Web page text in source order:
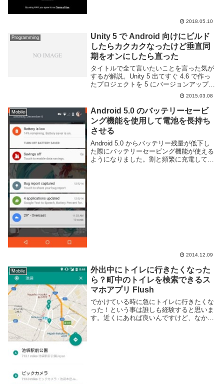
2018.05.10
Programming
Unity 5 で Android 向けにビルド
したらカクカクなったけど垂直同
期をオンにしたら直った
タイトルで全て言いたいことを言った気が
するが解説。Unity 5 出てすぐ 4.6 で作っ
たプロジェクトを 5 にバージョンアップさ
せたわけだけど、Android 向けにビルドし
たら何故かものすごく動作がカクカクして
いた。あれこれイジった結...
2015.03.08
Mobile
Android 5.0 のバッテリーセービ
ング機能を使用して電池を長持ち
させる
Android 5.0 からバッテリー残量が低下し
た際にバッテリーセービング機能が使える
ようになりました。割と頻繁に充電してた
2014.12.09
Mobile
外出中にトイレに行きたくなった
ら？町中のトイレを検索できるス
マホアプリ Flush
でかけている時に急にトイレに行きたくな
った！という事は誰しも経験すると思いま
す。近くにあれば良いんですけど、なかな